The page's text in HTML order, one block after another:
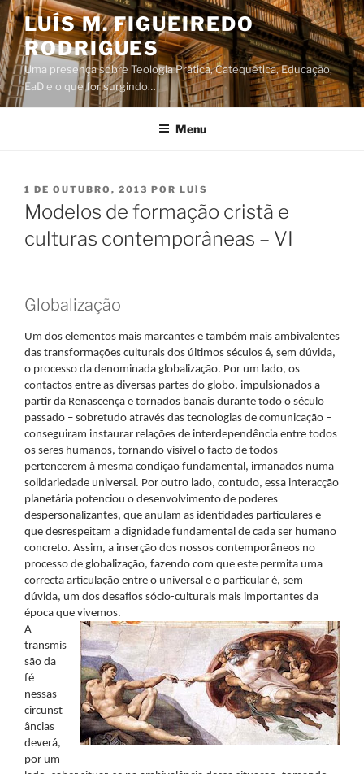
Saltar
para
o
conteúdo
LUÍS M. FIGUEIREDO
RODRIGUES
Uma presença sobre Teologia Prática, Catequética, Educação,
EaD e o que for surgindo…
Menu
PUBLICADO
EM
1 DE OUTUBRO, 2013 POR LUÍS
Modelos de formação cristã e
culturas contemporâneas – VI
Globalização
Um dos elementos mais marcantes e também mais ambivalentes
das transformações culturais dos últimos séculos é, sem dúvida,
o processo da denominada globalização. Por um lado, os
contactos entre as diversas partes do globo, impulsionados a
partir da Renascença e tornados banais durante todo o século
passado – sobretudo através das tecnologias de comunicação –
conseguiram instaurar relações de interdependência entre todos
os seres humanos, tornando visível o facto de todos
pertencerem à mesma condição fundamental, irmanados numa
solidariedade universal. Por outro lado, contudo, essa interacção
planetária potenciou o desenvolvimento de poderes
despersonalizantes, que anulam as identidades particulares e
que desrespeitam a dignidade fundamental de cada ser humano
concreto. Assim, a inserção dos nossos contemporâneos no
processo de globalização, fazendo com que este permita uma
correcta articulação entre o universal e o particular é, sem
dúvida, um dos desafios sócio-culturais mais importantes da
época que vivemos.
A
transmis
são da
fé
nessas
circunst
âncias
deverá,
por um